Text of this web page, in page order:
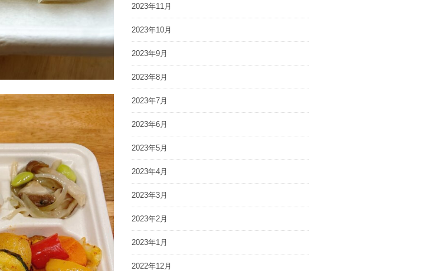
2023年11月
2023年10月
2023年9月
2023年8月
2023年7月
2023年6月
2023年5月
2023年4月
2023年3月
2023年2月
2023年1月
2022年12月